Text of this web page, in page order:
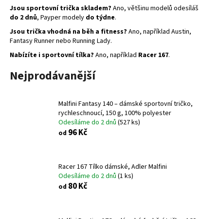
Jsou sportovní trička skladem? Ano, většinu modelů odesíláš
do 2 dnů, Payper modely do týdne.
Jsou trička vhodná na běh a fitness? Ano, například Austin,
Fantasy Runner nebo Running Lady.
Nabízíte i sportovní tílka? Ano, například Racer 167.
Nejprodávanější
Malfini Fantasy 140 – dámské sportovní tričko,
rychleschnoucí, 150 g, 100% polyester
Odesíláme do 2 dnů (527 ks)
od 96 Kč
Racer 167 Tílko dámské, Adler Malfini
Odesíláme do 2 dnů (1 ks)
od 80 Kč